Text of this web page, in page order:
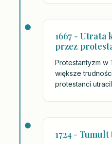
1667 - Utrata
przez
Protestantyzm w
większe
protestanci
1724 -